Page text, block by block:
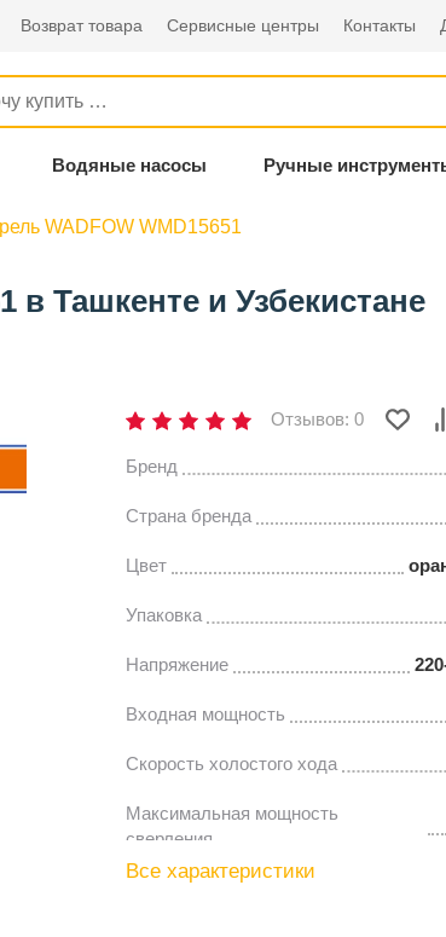
Возврат товара Сервисные центры Контакты
Водяные насосы Ручные
WADFOW WMD15651
в Ташкенте и Узбекистане
Отзывов: 0
Бренд
Страна бренда
Цвет
Упаковка
Напряжение
Входная мощность
Скорость холостого хода
Максимальная мощность
сверления
Все характеристики